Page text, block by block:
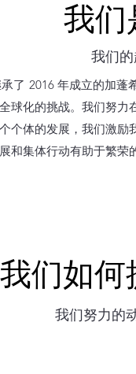
我们
我们
了 2016 年成立的加
球化的挑战。我们努
个体的发展，我们激
和集体行动有助于繁
我们如何
我们努力的